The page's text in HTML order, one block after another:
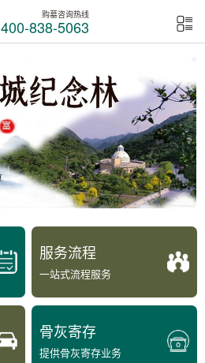
购墓咨询热线
400-838-5063
服务流程
一站式流程服务
骨灰寄存
提供骨灰寄存业务